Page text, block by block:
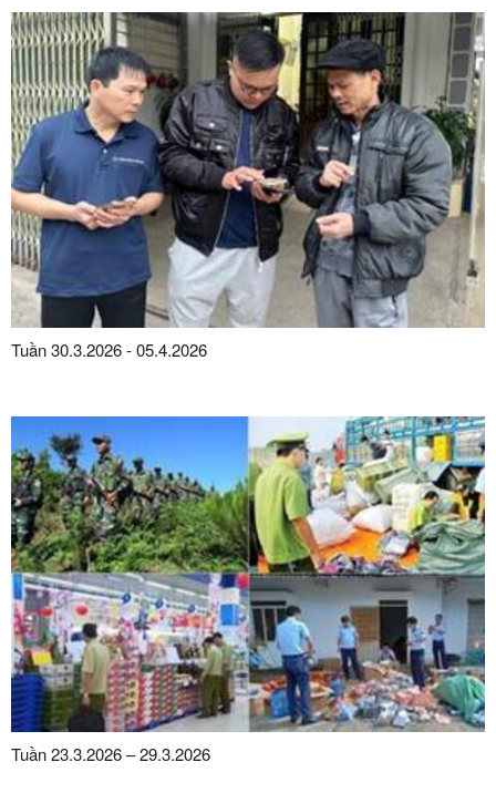
Tuần 30.3.2026 - 05.4.2026
Tuần 23.3.2026 – 29.3.2026